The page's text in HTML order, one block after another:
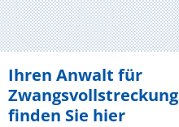
Ihren Anwalt für
finden Sie hier